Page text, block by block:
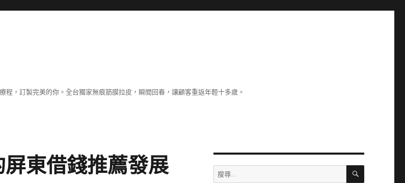
，訂製完美的你。全台獨家無痕筋膜拉皮，瞬間回春，讓顧客重返年輕十多歲。
東借錢推薦發展
搜
尋
搜